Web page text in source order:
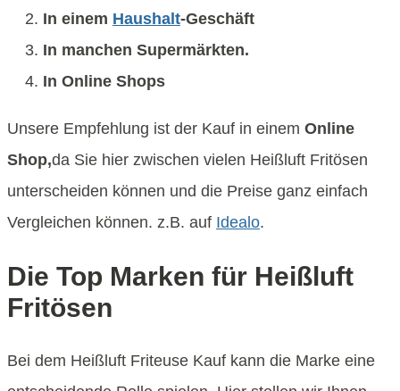
In einem Haushalt-Geschäft
In manchen Supermärkten.
In Online Shops
Unsere Empfehlung ist der Kauf in einem Online
Shop,da Sie hier zwischen vielen Heißluft Fritösen
unterscheiden können und die Preise ganz einfach
Vergleichen können. z.B. auf Idealo.
Die Top Marken für Heißluft
Fritösen
Bei dem Heißluft Friteuse Kauf kann die Marke eine